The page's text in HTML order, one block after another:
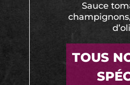
Sauce
TOUS